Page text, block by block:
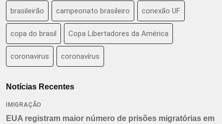
brasileirão campeonato brasileiro conexão UF
copa do brasil Copa Libertadores da América
coronavirus coronavírus
Notícias Recentes
IMIGRAÇÃO
EUA registram maior número de prisões migratórias em